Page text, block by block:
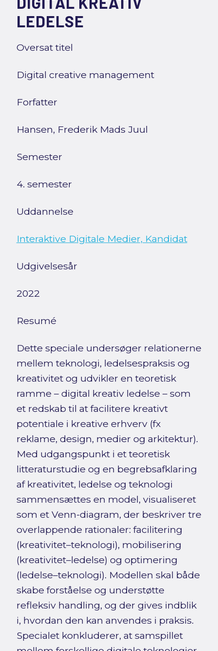
LEDELSE
Oversat titel
Digital creative management
Forfatter
Hansen, Frederik Mads Juul
Semester
4. semester
Uddannelse
Interaktive Digitale Medier, Kandidat
Udgivelsesår
2022
Resumé
Dette speciale undersøger relationerne
mellem teknologi, ledelsespraksis og
kreativitet og udvikler en teoretisk
ramme – digital kreativ ledelse – som
et redskab til at facilitere kreativt
potentiale i kreative erhverv (fx
reklame, design, medier og arkitektur).
Med udgangspunkt i et teoretisk
litteraturstudie og en begrebsafklaring
af kreativitet, ledelse og teknologi
sammensættes en model, visualiseret
som et Venn-diagram, der beskriver tre
overlappende rationaler: facilitering
(kreativitet–teknologi), mobilisering
(kreativitet–ledelse) og optimering
(ledelse–teknologi). Modellen skal både
skabe forståelse og understøtte
refleksiv handling, og der gives indblik
i, hvordan den kan anvendes i praksis.
Specialet konkluderer, at samspillet